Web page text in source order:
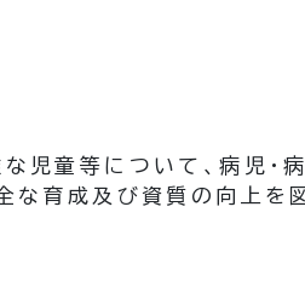
児童等について、病児・
育成及び資質の向上を